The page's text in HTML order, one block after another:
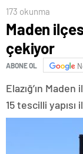
173 okunma
Maden
çekiyor
ABONE OL
Elazığ’ın
15 tescilli